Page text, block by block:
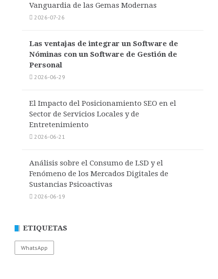
Vanguardia de las Gemas Modernas
2026-07-26
Las ventajas de integrar un Software de
Nóminas con un Software de Gestión de
Personal
2026-06-29
El Impacto del Posicionamiento SEO en el
Sector de Servicios Locales y de
Entretenimiento
2026-06-21
Análisis sobre el Consumo de LSD y el
Fenómeno de los Mercados Digitales de
Sustancias Psicoactivas
2026-06-19
ETIQUETAS
WhatsApp